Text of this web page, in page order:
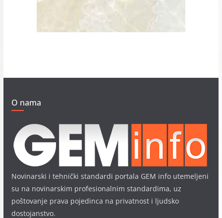
O nama
Novinarski i tehnički standardi portala GEM info utemeljeni
su na novinarskim profesionalnim standardima, uz
poštovanje prava pojedinca na privatnost i ljudsko
dostojanstvo.